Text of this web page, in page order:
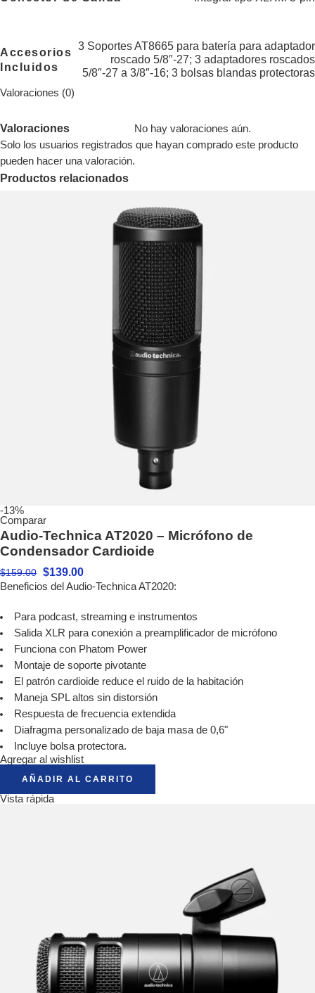
Accesorios
Incluidos
3 Soportes AT8665 para batería para adaptador
roscado 5/8″-27; 3 adaptadores roscados
5/8″-27 a 3/8″-16; 3 bolsas blandas protectoras
Valoraciones (0)
Valoraciones
No hay valoraciones aún.
Solo los usuarios registrados que hayan comprado este producto
pueden hacer una valoración.
Productos relacionados
-13%
Comparar
Audio-Technica AT2020 – Micrófono de
Condensador Cardioide
$159.00 $139.00
Beneficios del Audio-Technica AT2020:
Para podcast, streaming e instrumentos
Salida XLR para conexión a preamplificador de micrófono
Funciona con Phatom Power
Montaje de soporte pivotante
El patrón cardioide reduce el ruido de la habitación
Maneja SPL altos sin distorsión
Respuesta de frecuencia extendida
Diafragma personalizado de baja masa de 0,6"
Incluye bolsa protectora.
Agregar al wishlist
AÑADIR AL CARRITO
Vista rápida